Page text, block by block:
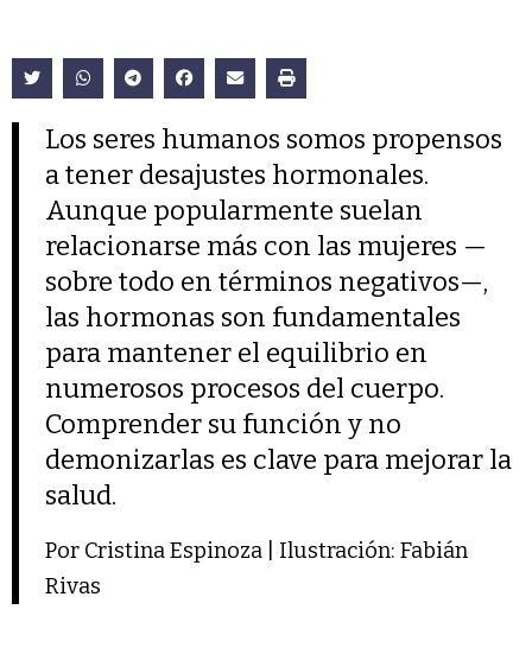
Los seres humanos somos propensos
a tener desajustes hormonales.
Aunque popularmente suelan
relacionarse más con las mujeres —
sobre todo en términos negativos—,
las hormonas son fundamentales
para mantener el equilibrio en
numerosos procesos del cuerpo.
Comprender su función y no
demonizarlas es clave para mejorar la
salud.
Por Cristina Espinoza | Ilustración: Fabián
Rivas